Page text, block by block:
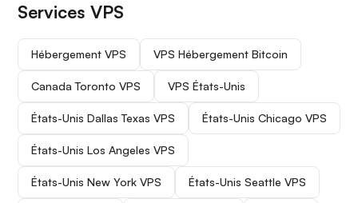
Services VPS
Hébergement VPS VPS Hébergement Bitcoin
Canada Toronto VPS VPS États-Unis
États-Unis Dallas Texas VPS États-Unis Chicago VPS
États-Unis Los Angeles VPS
États-Unis New York VPS États-Unis Seattle VPS